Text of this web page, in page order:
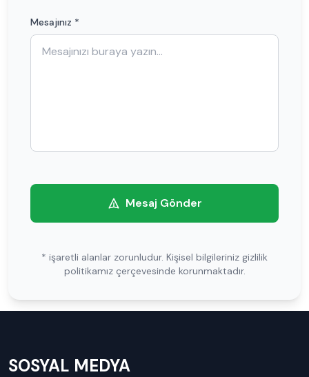
Mesajınız *
Mesaj Gönder
* işaretli alanlar zorunludur. Kişisel bilgileriniz gizlilik
politikamız çerçevesinde korunmaktadır.
SOSYAL MEDYA